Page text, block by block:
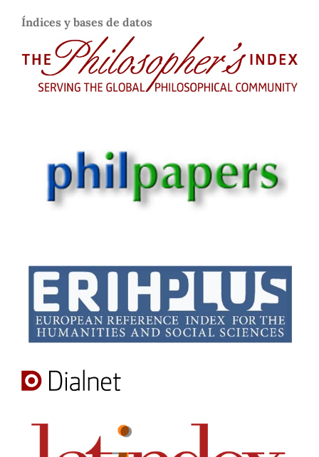
Índices y bases de datos